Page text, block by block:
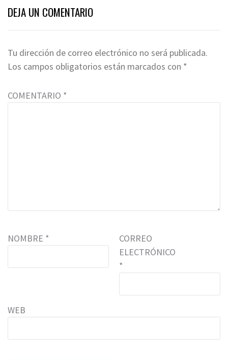
DEJA UN COMENTARIO
Tu dirección de correo electrónico no será publicada.
Los campos obligatorios están marcados con *
COMENTARIO *
NOMBRE *
CORREO
ELECTRÓNICO
*
WEB